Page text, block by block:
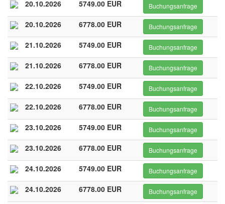
20.10.2026 5749.00 EUR Buchungsanfrage
20.10.2026 6778.00 EUR Buchungsanfrage
21.10.2026 5749.00 EUR Buchungsanfrage
21.10.2026 6778.00 EUR Buchungsanfrage
22.10.2026 5749.00 EUR Buchungsanfrage
22.10.2026 6778.00 EUR Buchungsanfrage
23.10.2026 5749.00 EUR Buchungsanfrage
23.10.2026 6778.00 EUR Buchungsanfrage
24.10.2026 5749.00 EUR Buchungsanfrage
24.10.2026 6778.00 EUR Buchungsanfrage